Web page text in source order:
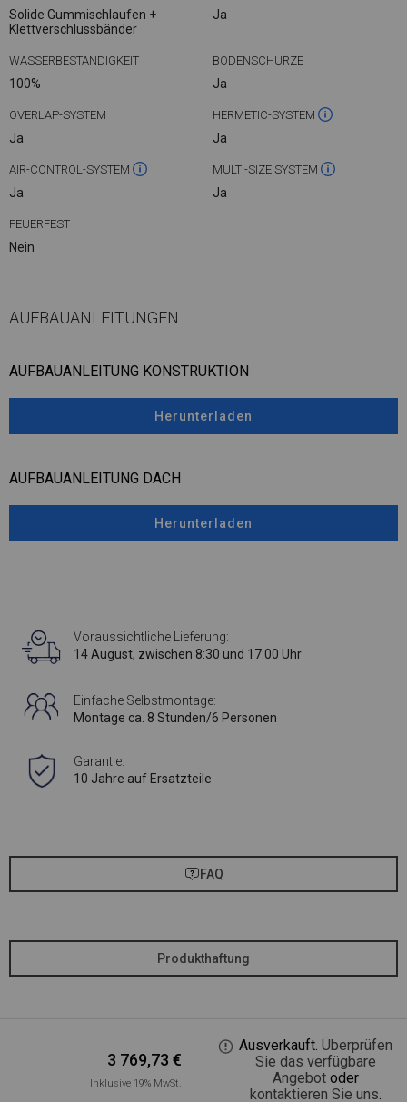
Solide Gummischlaufen +
Klettverschlussbänder
Ja
WASSERBESTÄNDIGKEIT
100%
BODENSCHÜRZE
Ja
OVERLAP-SYSTEM
Ja
HERMETIC-SYSTEM
Ja
AIR-CONTROL-SYSTEM
Ja
MULTI-SIZE SYSTEM
Ja
FEUERFEST
Nein
AUFBAUANLEITUNGEN
AUFBAUANLEITUNG KONSTRUKTION
Herunterladen
AUFBAUANLEITUNG DACH
Herunterladen
Voraussichtliche Lieferung:
14 August, zwischen 8:30 und 17:00 Uhr
Einfache Selbstmontage:
Montage ca. 8 Stunden/6 Personen
Garantie:
10 Jahre auf Ersatzteile
FAQ
Produkthaftung
3 769,73€
Inklusive 19% MwSt.
Ausverkauft. Überprüfen
Sie das verfügbare
Angebotoder
kontaktieren Sie uns.